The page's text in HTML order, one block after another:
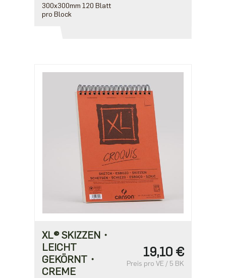
300x300mm 120 Blatt
pro Block
XL® SKIZZEN・
LEICHT
GEKÖRNT・
CREME
19,10 €
Preis pro VE / 5 BK